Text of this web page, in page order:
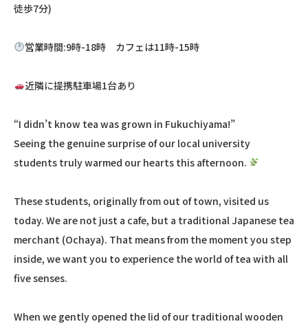
徒歩7分)
営業時間:9時-18時 カフェは11時-15時
近隣に提携駐車場1台あり
“I didn’t know tea was grown in Fukuchiyama!”
Seeing the genuine surprise of our local university
students truly warmed our hearts this afternoon.
These students, originally from out of town, visited us
today. We are not just a cafe, but a traditional Japanese tea
merchant (Ochaya). That means from the moment you step
inside, we want you to experience the world of tea with all
five senses.
When we gently opened the lid of our traditional wooden